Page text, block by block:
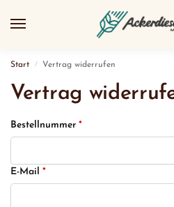
Start / Vertrag widerrufen
Vertrag
Bestellnummer *
E-Mail *